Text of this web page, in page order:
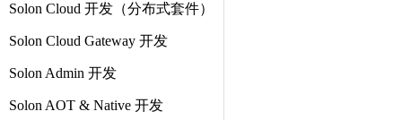
Solon Cloud 开发（分布式套件）
Solon Cloud Gateway 开发
Solon Admin 开发
Solon AOT & Native 开发